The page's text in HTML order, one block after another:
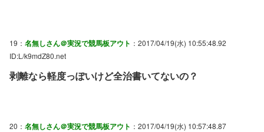
19： 名無しさん＠実況で競馬板アウト ：2017/04/19(水) 10:55:48.92
ID:L/k9mdZ80.net
剥離なら軽度っぽいけど全治書いてないの？
20： 名無しさん＠実況で競馬板アウト ：2017/04/19(水) 10:57:48.87